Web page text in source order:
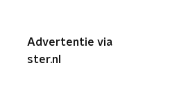
Advertentie via
ster.nl